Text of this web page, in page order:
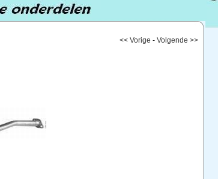
<< Vorige - Volgende >>